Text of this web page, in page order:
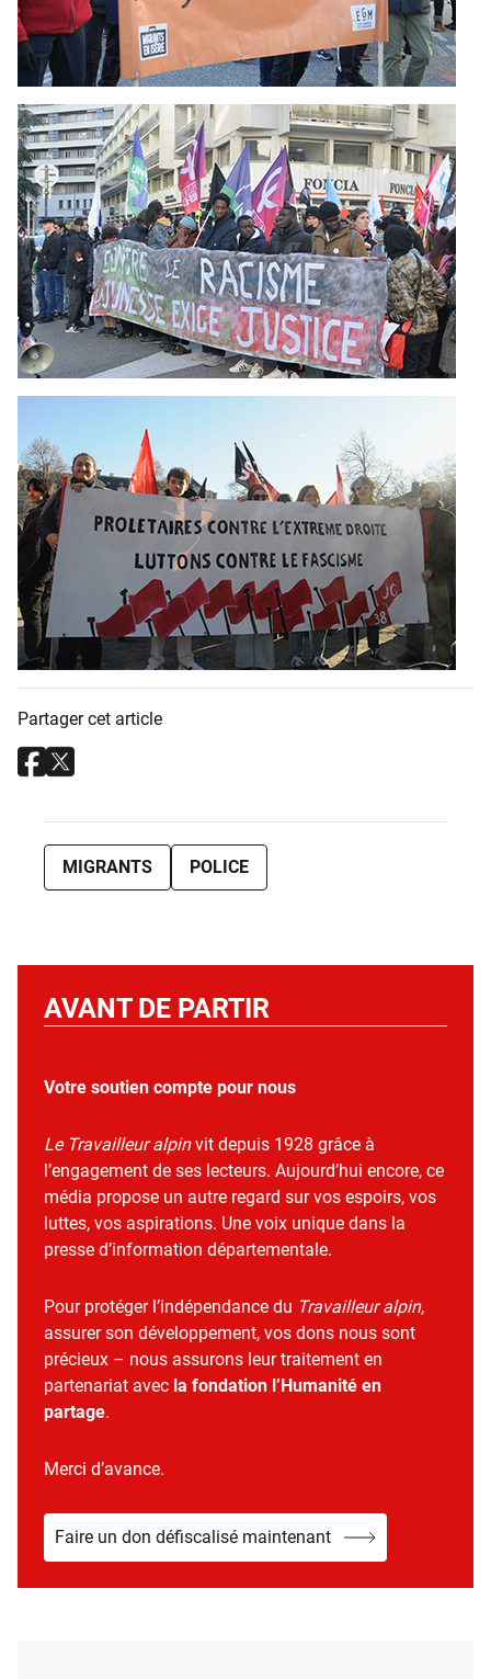
Partager cet article
MIGRANTS POLICE
AVANT DE PARTIR
Votre soutien compte pour nous
Le Travailleur alpinvit depuis 1928 grâce à
l’engagement de ses lecteurs. Aujourd’hui encore, ce
média propose un autre regard sur vos espoirs, vos
luttes, vos aspirations. Une voix unique dans la
presse d’information départementale.
Pour protéger l’indépendance du Travailleur alpin,
assurer son développement, vos dons nous sont
précieux – nous assurons leur traitement en
partenariat avec la fondation l’Humanité en
partage.
Merci d’avance.
Faire un don défiscalisé maintenant